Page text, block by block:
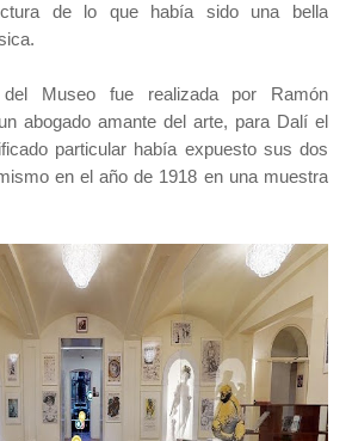
de lo que había sido una bella
del Museo fue realizada por Ramón
un abogado amante del arte, para Dalí el
particular había expuesto sus dos
en el año de 1918 en una muestra